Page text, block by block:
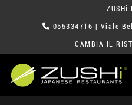
ZUSHi
055334716 | Viale
CAMBIA IL